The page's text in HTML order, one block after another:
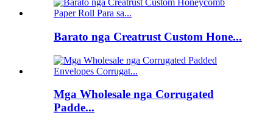
Barato nga Creatrust Custom Hone...
Mga Wholesale nga Corrugated
Padde...